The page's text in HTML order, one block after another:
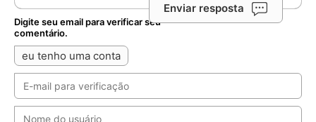
Enviar resposta
Digite seu email para verificar seu
comentário.
eu tenho uma conta